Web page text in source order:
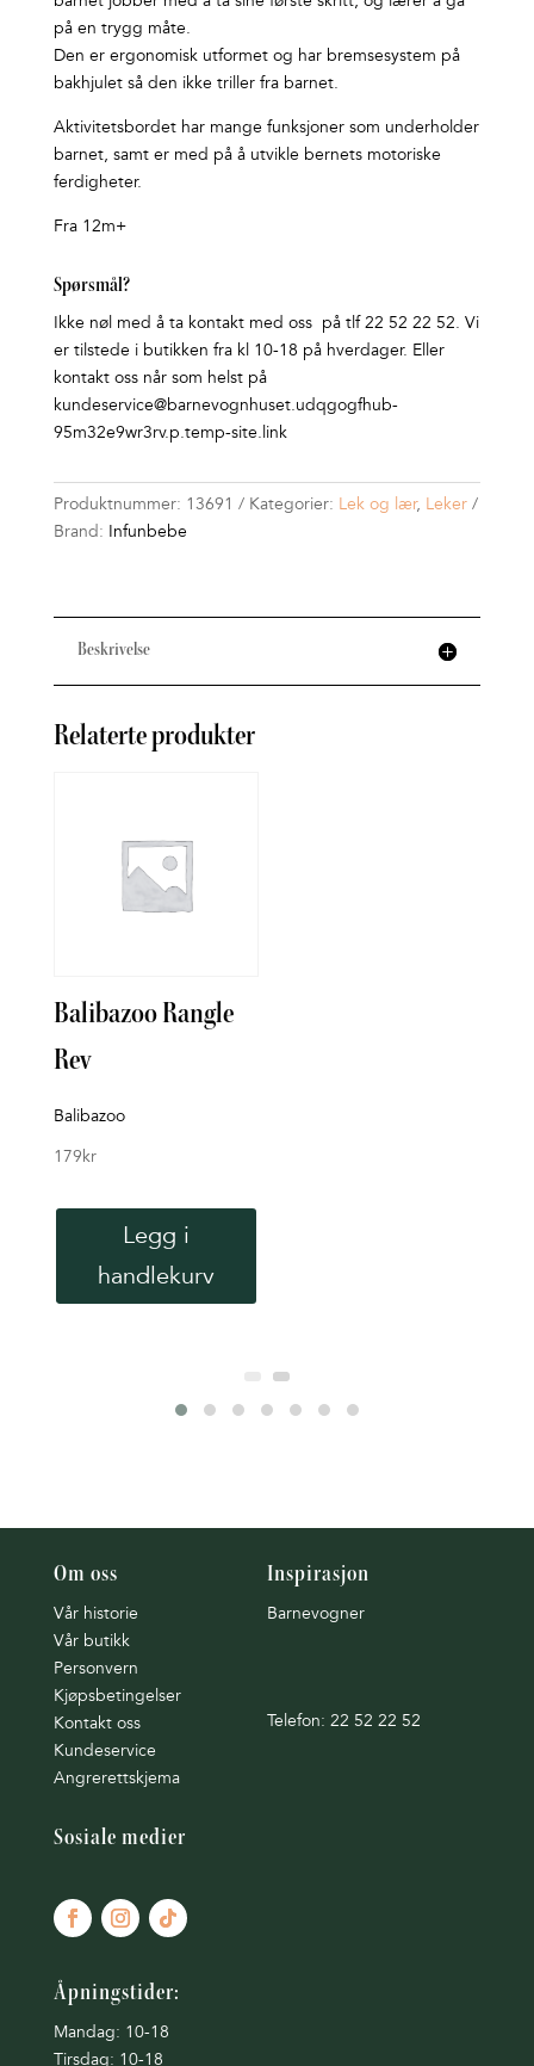
på en trygg måte.
Den er ergonomisk utformet og har bremsesystem på
bakhjulet så den ikke triller fra barnet.
Aktivitetsbordet har mange funksjoner som underholder
barnet, samt er med på å utvikle bernets motoriske
ferdigheter.
Fra 12m+
Spørsmål?
Ikke nøl med å ta kontakt med oss på tlf 22 52 22 52. Vi
er tilstede i butikken fra kl 10-18 på hverdager. Eller
kontakt oss når som helst på
kundeservice@barnevognhuset.udqgogfhub-
95m32e9wr3rv.p.temp-site.link
Produktnummer: 13691 Kategorier: Lek og lær, Leker
Brand: Infunbebe
Beskrivelse
Relaterte produkter
Balibazoo Rangle
Rev
Balibazoo
179kr
Legg i
handlekurv
Om oss
Vår historie
Vår butikk
Personvern
Kjøpsbetingelser
Kontakt oss
Kundeservice
Angrerettskjema
Inspirasjon
Barnevogner
Telefon: 22 52 22 52
Sosiale medier
Åpningstider:
Mandag: 10-18
Tirsdag: 10-18